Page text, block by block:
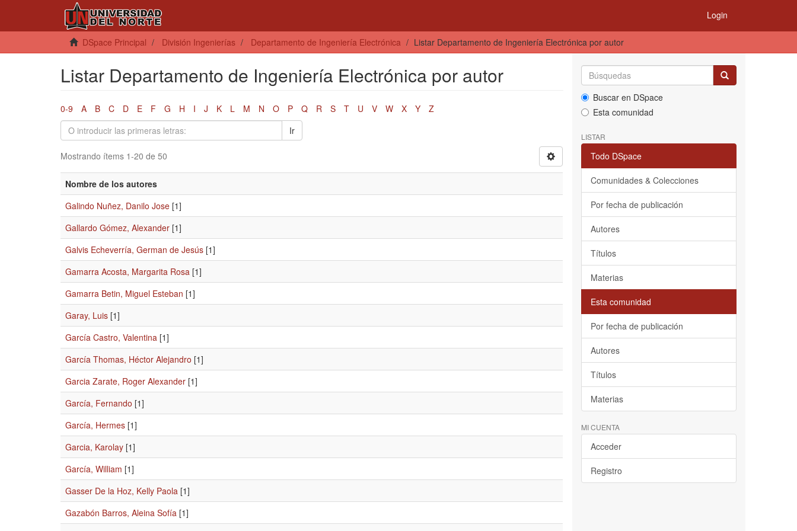
Login
DSpace Principal División Ingenierías Departamento de Ingeniería Electrónica Listar Departamento de Ingeniería Electrónica por autor
Listar Departamento de Ingeniería Electrónica por autor
0-9 A B C D E F G H I J K L M N O P Q R S T U V W X Y
Z
Ir
Mostrando ítems 1-20 de 50
Nombre de los autores
Galindo Nuñez, Danilo Jose [1]
Gallardo Gómez, Alexander [1]
Galvis Echeverría, German de Jesús [1]
Gamarra Acosta, Margarita Rosa [1]
Gamarra Betin, Miguel Esteban [1]
Garay, Luis [1]
García Castro, Valentina [1]
García Thomas, Héctor Alejandro [1]
Garcia Zarate, Roger Alexander [1]
García, Fernando [1]
García, Hermes [1]
Garcia, Karolay [1]
García, William [1]
Gasser De la Hoz, Kelly Paola [1]
Gazabón Barros, Aleina Sofía [1]
Buscar en DSpace
Esta comunidad
LISTAR
Todo DSpace
Comunidades & Colecciones
Por fecha de publicación
Autores
Títulos
Materias
Esta comunidad
Por fecha de publicación
Autores
Títulos
Materias
MI CUENTA
Acceder
Registro